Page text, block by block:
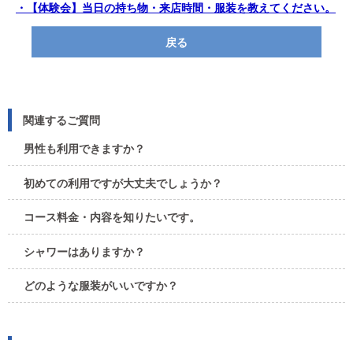
・【体験会】当日の持ち物・来店時間・服装を教えてください。
戻る
関連するご質問
男性も利用できますか？
初めての利用ですが大丈夫でしょうか？
コース料金・内容を知りたいです。
シャワーはありますか？
どのような服装がいいですか？